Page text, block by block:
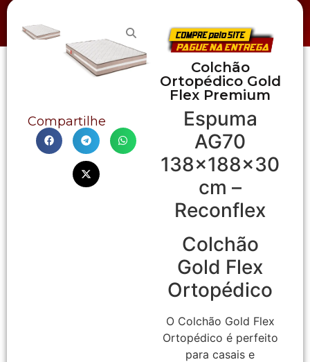
Compartilhe
Colchão
Ortopédico Gold
Flex Premium
Espuma
AG70
138x188x30
cm –
Reconflex
Colchão
Gold Flex
Ortopédico
O Colchão Gold Flex
Ortopédico é perfeito
para casais e